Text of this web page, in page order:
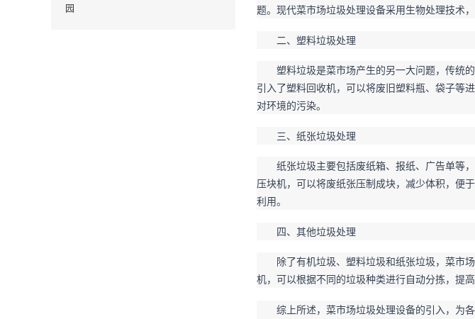
园
题。现代菜市场垃圾处理设备采用生物处理技术
二、塑料垃圾处理
塑料垃圾是菜市场产生的另一大问题，传统
引入了塑料回收机，可以将废旧塑料瓶、袋子等
对环境的污染。
三、纸张垃圾处理
纸张垃圾主要包括废纸箱、报纸、广告单等
压块机，可以将废纸张压制成块，减少体积，便
利用。
四、其他垃圾处理
除了有机垃圾、塑料垃圾和纸张垃圾，菜市
机，可以根据不同的垃圾种类进行自动分拣，提
综上所述，菜市场垃圾处理设备的引入，为